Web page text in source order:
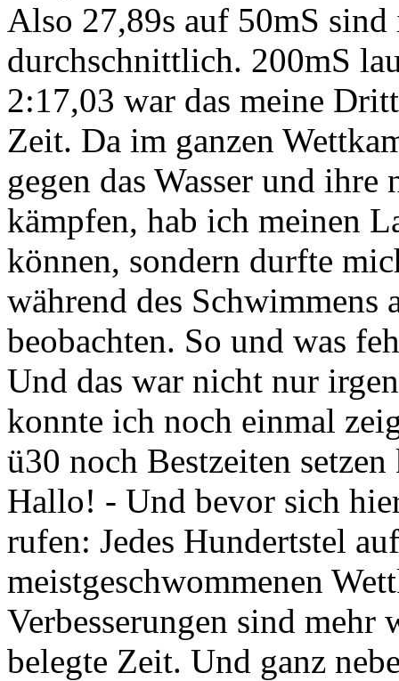
Also 27,89s auf 50mS
durchschnittlich. 200mS
2:17,03 war das meine
Zeit. Da im ganzen
gegen das Wasser und ihre
kämpfen, hab ich meinen
können, sondern durfte
während des
beobachten. So und was
Und das war nicht nur
konnte ich noch einmal
ü30 noch Bestzeiten
Hallo! - Und bevor sich
rufen: Jedes Hundertstel
meistgeschwommenen
Verbesserungen sind
belegte Zeit. Und ganz